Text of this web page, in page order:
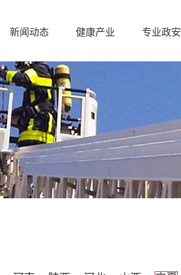
新闻动态 健康产业 专业政安